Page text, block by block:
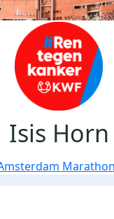
Isis Horn